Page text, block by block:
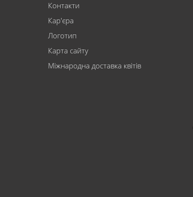
Контакти
Кар'єра
Логотип
Карта сайту
Міжнародна доставка квітів